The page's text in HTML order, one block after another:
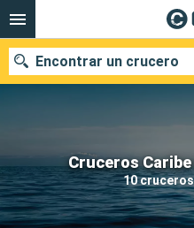
Cruceros
10
Encontrar un crucero
Nuestros destinos
Fecha de salida